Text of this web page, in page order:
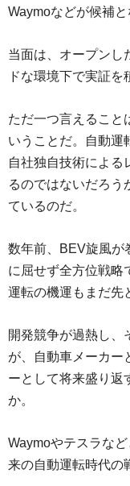
Waymoなどが候補と
当面は、オープンし
ドな環境下で実証を
ただ一つ言えること
いうことだ。自動運
自社独自技術によ
るのではないだろう
ているのだ。
数年前、BEV旋風が
に屈せず全方位戦略
運転の機運もまだ先
開発競争が過熱し、
が、自動車メーカー
ーとして将来盛り返
か。
Waymoやテスラな
来の自動運転時代の